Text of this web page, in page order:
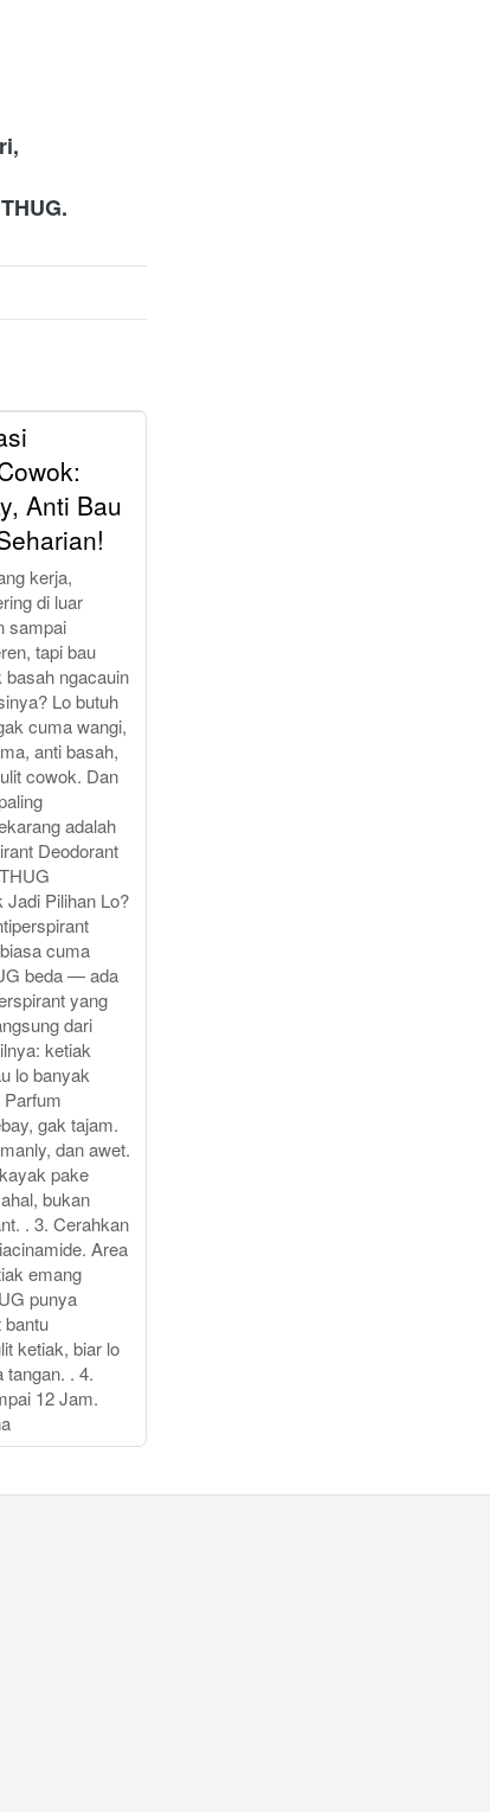
Anti Bau
kerja,
di luar
sampai
tapi bau
basah ngacauin
Lo butuh
cuma wangi,
anti basah,
cowok. Dan
adalah
Deodorant
Jadi Pilihan Lo?
cuma
beda — ada
yang
dari
ketiak
lo banyak
Parfum
gak tajam.
dan awet.
pake
bukan
. 3. Cerahkan
Area
emang
punya
bantu
ketiak, biar lo
tangan. . 4.
12 Jam.